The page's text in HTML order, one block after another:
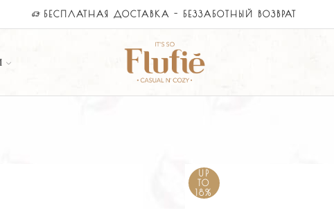
ОПЛАТА С YOOKASSA ИЛИ ОПЛАТА ПРИ ДОСТАВКЕ ✅
UP
TO
18%